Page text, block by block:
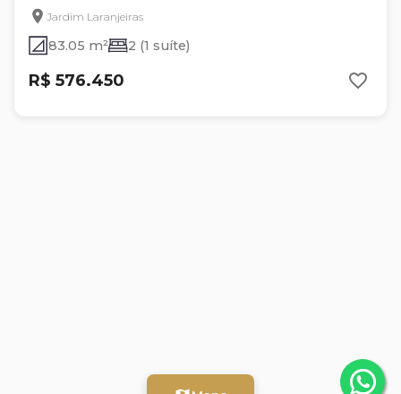
Jardim Laranjeiras
83.05 m² 2 (1 suíte)
R$ 576.450